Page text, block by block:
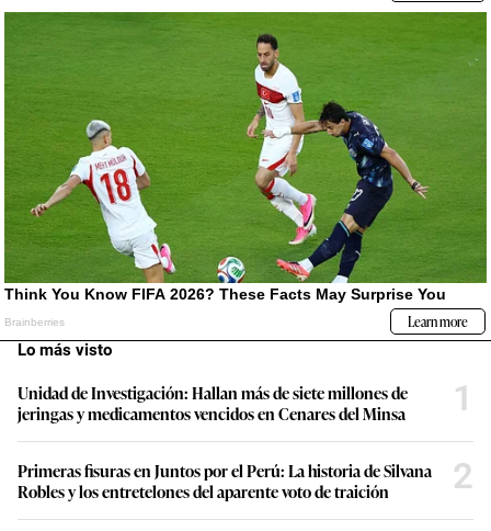
Lo más visto
Unidad de Investigación: Hallan más de siete millones de
jeringas y medicamentos vencidos en Cenares del Minsa
1
Primeras fisuras en Juntos por el Perú: La historia de Silvana
Robles y los entretelones del aparente voto de traición
2